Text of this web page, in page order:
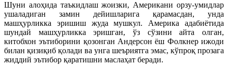
Шуни алоҳида таъкидлаш жоизки, Американи орзу-умидлар
ушаладиган замин дейишларига қарамасдан, унда
машҳурликка эришиш жуда мушкул. Америка адабиётида
шундай машҳурликка эришган, ўз сўзини айта олган,
китобхон эътиборини қозонган Андерсон ёш Фолкнер ижоди
билан қизиқиб қолади ва унга шеъриятга эмас, кўпроқ прозага
жиддий эътибор қаратишни маслаҳат беради.